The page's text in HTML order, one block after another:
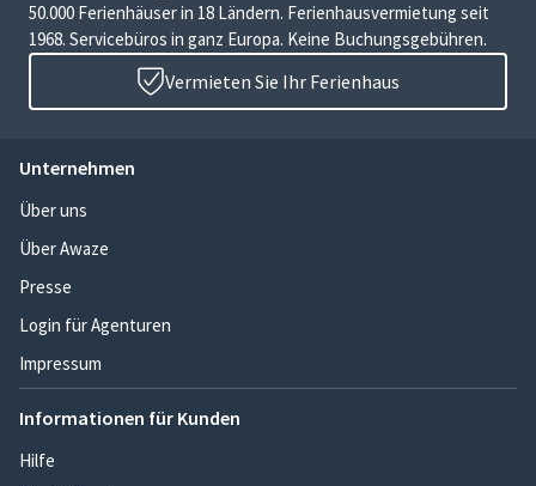
50.000 Ferienhäuser in 18 Ländern. Ferienhausvermietung seit
1968. Servicebüros in ganz Europa. Keine Buchungsgebühren.
Vermieten Sie Ihr Ferienhaus
Unternehmen
Über uns
Über Awaze
Presse
Login für Agenturen
Impressum
Informationen für Kunden
Hilfe